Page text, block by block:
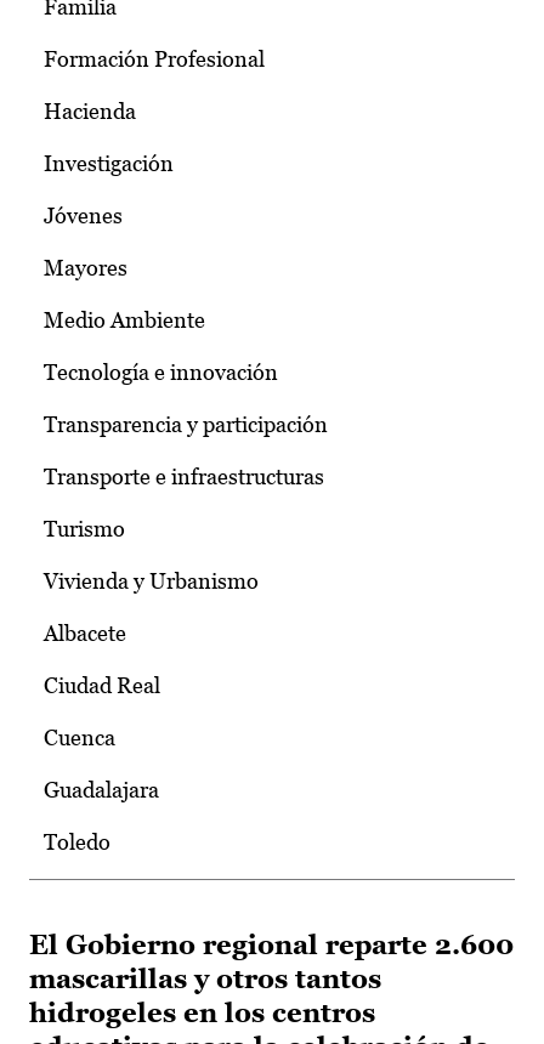
Familia
Formación Profesional
Hacienda
Investigación
Jóvenes
Mayores
Medio Ambiente
Tecnología e innovación
Transparencia y participación
Transporte e infraestructuras
Turismo
Vivienda y Urbanismo
Albacete
Ciudad Real
Cuenca
Guadalajara
Toledo
El Gobierno regional reparte 2.600
mascarillas y otros tantos
hidrogeles en los centros